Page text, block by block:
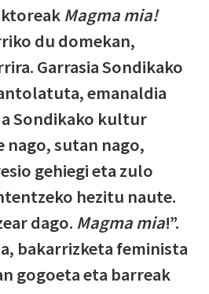
Magma mia!
du domekan,
Garrasia Sondikako
emanaldia
Sondikako kultur
nago, sutan nago,
gehiegi eta zulo
hezitu naute.
dago. Magma mia!”.
bakarrizketa feminista
gogoeta eta barreak